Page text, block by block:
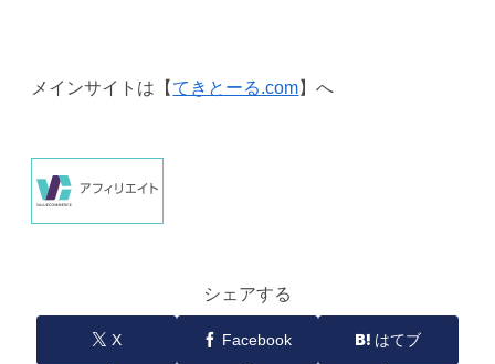
メインサイトは【てきとーる.com】へ
シェアする
X Facebook はてブ